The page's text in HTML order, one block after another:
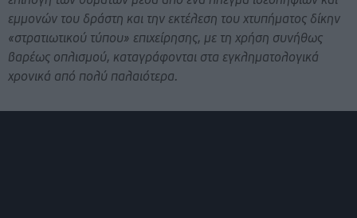
εμμονών του δράστη και την εκτέλεση του χτυπήματος δίκην
«στρατιωτικού τύπου» επιχείρησης, με τη χρήση συνήθως
βαρέως οπλισμού, καταγράφονται στα εγκληματολογικά
χρονικά από πολύ παλαιότερα.